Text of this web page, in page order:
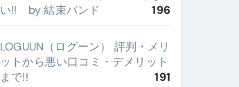
い!! by 結束バンド
196
LOGUUN（ログーン） 評判・メリ
ットから悪い口コミ・デメリット
まで!!
191